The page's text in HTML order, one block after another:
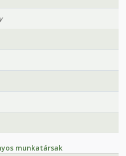
munkatársak